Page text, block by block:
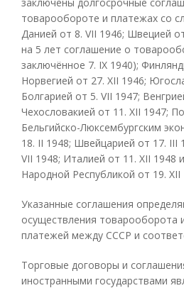
товарообороте и платежах со
Данией от 8. VII 1946; Швецией
на 5 лет соглашение о
заключённое 7. IX 1940);
Норвегией от 27. XII 1946;
Болгарией от 5. VII 1947;
Чехословакией от 11. XII 1947;
Бельгийско-Люксембургским
18. II 1948; Швейцарией от 17. III
VII 1948; Италией от 11. XII 1948
Народной Республикой от 19. XII
Указанные соглашения
осуществления товарооборота
платежей между СССР и
Торговые договоры и
иностранными государствами